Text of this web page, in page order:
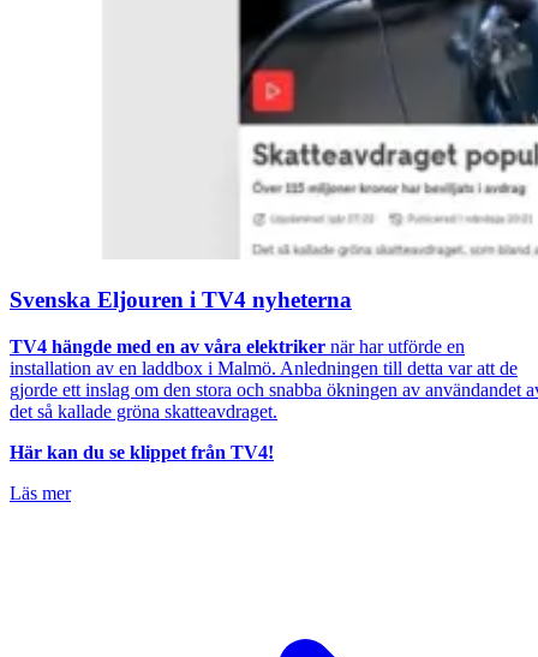
Svenska Eljouren i TV4 nyheterna
TV4 hängde med en av våra elektriker när har utförde en
installation av en laddbox i Malmö. Anledningen till detta var att de
gjorde ett inslag om den stora och snabba ökningen av användandet
det så kallade gröna skatteavdraget.
Här kan du se klippet från TV4!
Läs mer